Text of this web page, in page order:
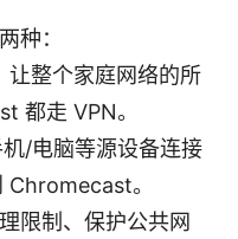
种：
让整个家庭网络的所
都走 VPN。
/电脑等源设备连接
Chromecast。
限制、保护公共网